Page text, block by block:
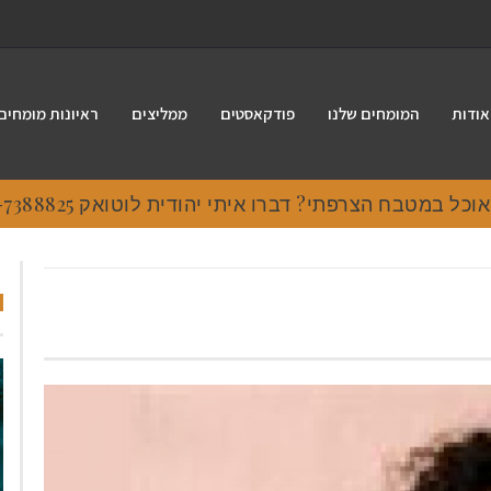
אודות המומחים שלנו פודקאסטים ממליצים ראיונות
במטבח הצרפתי? דברו איתי יהודית לוטואק 054-7388825.